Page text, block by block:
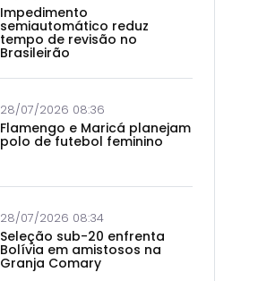
Impedimento
semiautomático reduz
tempo de revisão no
Brasileirão
28/07/2026 08:36
Flamengo e Maricá planejam
polo de futebol feminino
28/07/2026 08:34
Seleção sub-20 enfrenta
Bolívia em amistosos na
Granja Comary